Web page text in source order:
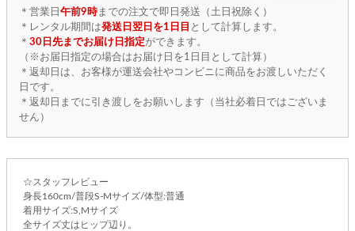
＊営業日 午前9時までの注文で即日発送（土日祝除く）
＊レンタル期間は発送日翌日を1日目 として計算します。
＊ 30日先までお届け日指定ができます。
（※お届日指定の場合はお届け日を1日目として計算）
＊返却日は、お客様が運送会社やコンビニに商品をお渡しいただく
日です。
＊返却日までに引き渡しをお願いします（当社必着日ではございま
せん）
☆スタッフレビュー
身長160cm/普段S-Mサイズ/体型:普通
着用サイズ:S,Mサイズ
全サイズ丈はヒップ辺り。